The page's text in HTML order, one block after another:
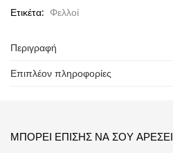
Ετικέτα: Φελλοί
Περιγραφή
Επιπλέον πληροφορίες
ΜΠΟΡΕΊ ΕΠΊΣΗΣ ΝΑ ΣΟΥ ΑΡΈΣΕΙ